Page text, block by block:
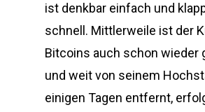
ist denkbar einfach und
schnell. Mittlerweile ist der
Bitcoins auch schon wieder
und weit von seinem
einigen Tagen entfernt,